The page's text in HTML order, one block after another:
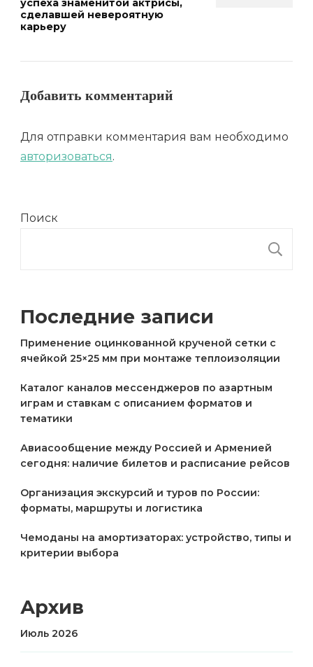
успеха знаменитой актрисы,
сделавшей невероятную
карьеру
Добавить комментарий
Для отправки комментария вам необходимо
авторизоваться.
Поиск
Последние записи
Применение оцинкованной крученой сетки с
ячейкой 25×25 мм при монтаже теплоизоляции
Каталог каналов мессенджеров по азартным
играм и ставкам с описанием форматов и
тематики
Авиасообщение между Россией и Арменией
сегодня: наличие билетов и расписание рейсов
Организация экскурсий и туров по России:
форматы, маршруты и логистика
Чемоданы на амортизаторах: устройство, типы и
критерии выбора
Архив
Июль 2026